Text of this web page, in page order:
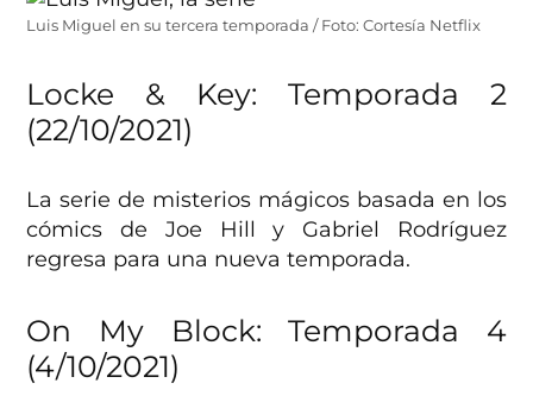
Luis Miguel en su tercera temporada / Foto: Cortesía Netflix
Locke & Key: Temporada 2
(22/10/2021)
La serie de misterios mágicos basada en los
cómics de Joe Hill y Gabriel Rodríguez
regresa para una nueva temporada.
On My Block: Temporada 4
(4/10/2021)